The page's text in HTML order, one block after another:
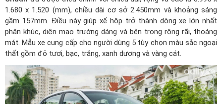
1.680 x 1.520 (mm), chiều dài cơ sở 2.450mm và khoảng sáng
gầm 157mm. Điều này giúp xế hộp trở thành dòng xe lớn nhất
phân khúc, diện mạo trường dáng và bên trong rộng rãi, thoáng
mát. Mẫu xe cung cấp cho người dùng 5 tùy chọn màu sắc ngoại
thất gồm đỏ tươi, bạc, trắng, xanh dương và vàng cát.